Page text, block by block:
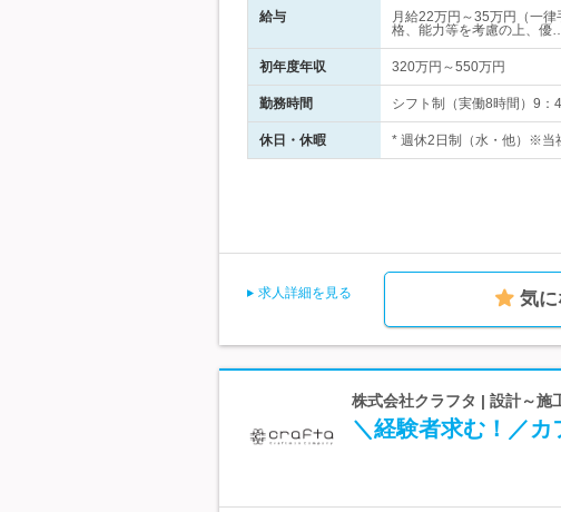
給与
月給22万円～35万円（一
格、能力等を考慮の上、優
初年度年収 320万円～550万円
勤務時間 シフト制（実働8時間）9
休日・休暇 * 週休2日制（水・他）※当
求人詳細を見る 気
株式会社クラフタ | 設計～
＼経験者求む！／